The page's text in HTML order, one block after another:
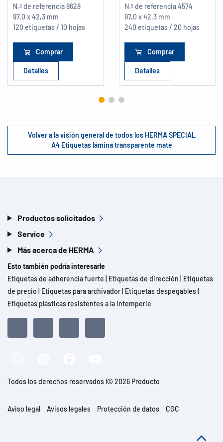
N.º de referencia8628
97,0 x 42,3 mm
120 etiquetas / 10 hojas
Comprar
Detalles
N.º de referencia4574
97,0 x 42,3 mm
240 etiquetas / 20 hojas
Comprar
Detalles
Volver a la visión general de todos los HERMA SPECIAL
A4 Etiquetas lámina transparente mate
Productos solicitados
Service
Más acerca de HERMA
Esto también podría interesarle
Etiquetas de adherencia fuerte
Etiquetas de dirección
Etiquetas
de precio
Etiquetas para archivador Etiquetas despegables
Etiquetas plásticas resistentes a la intemperie
Todos los derechos reservados l© 2026 Producto
Aviso legal Avisos legales Protección de datos CGC